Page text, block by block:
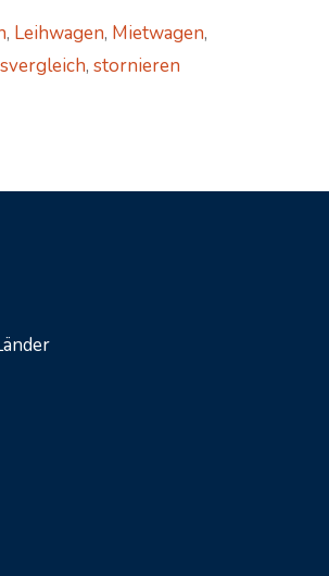
, Leihwagen, Mietwagen,
, stornieren